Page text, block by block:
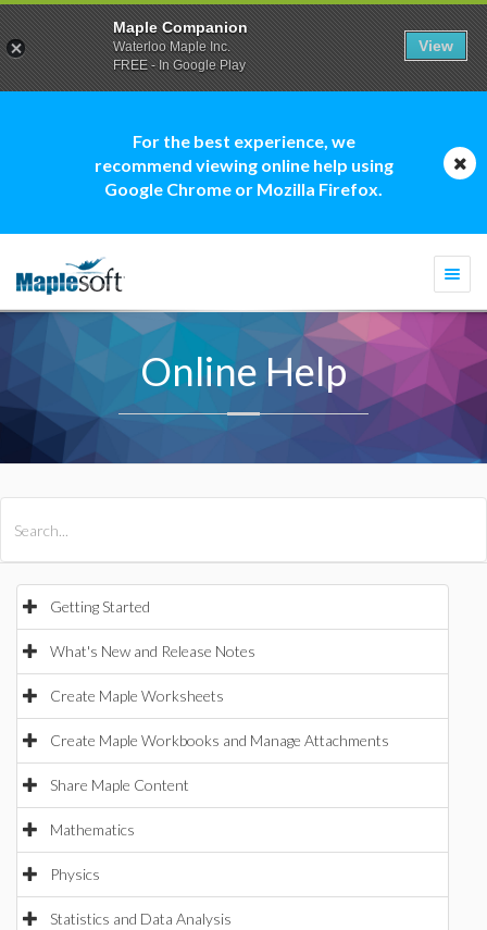
For the best experience, we
recommend viewing online help using
Google Chrome or Mozilla Firefox.
Online Help
Getting Started
What's New and Release Notes
Create Maple Worksheets
Create Maple Workbooks and Manage Attachments
Share Maple Content
Mathematics
Physics
Statistics and Data Analysis
Maple Companion
Waterloo Maple Inc.
FREE - In Google Play
View